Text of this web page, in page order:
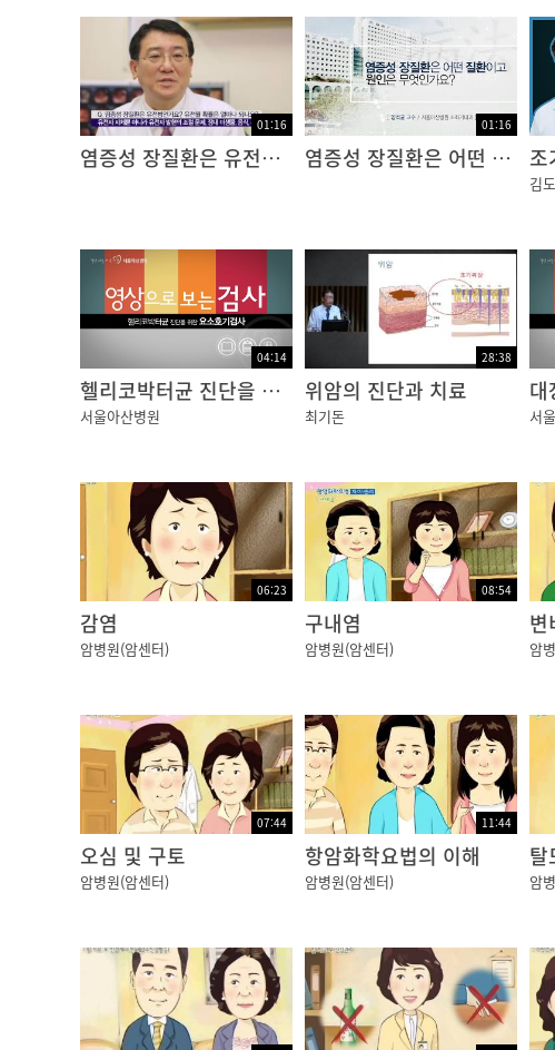
조직검사를 실시하기도 하고
크기가 작은 병변의 경우 완전 절제해 내기도 합니다.
이렇게 요즘 내시경은
검사도구로서의 기능을 넘어서 치료도구로까지 쓰이
그래서 내시경의 적용범위가 갈수록 넓어지고 있는데
몸 속의 어느 부위를 진단하느냐에 따라서도
내시경의 모양이 조금씩 달라집니다.
예를 들어,
방광 내시경의 경우는 줄이 아닌 기다란 막대처럼 생
캡슐 내시경을 삼켜서 12~15시간 동안 관찰하기도
캡슐 안에 카메라가 장착되어 있어서
입에서 항문에 이를 때까지
소화기관을 따라 이동하며 영상을 찍어 전송하는 시
최근에는 자궁 속에 있는 태아도 태아내시경을 통해
이처럼 내시경은
수백 년 간 진화를 거듭하며 발전해 왔습니다.
내시경을 통한 조기 진단과 치료가 가능해지면서
빠른 치료를 할 수 있고 다양한 활용이 가능하며
수면내시경 등을 통해 조금 더 편안하게 검사할 수 있
전문가들은
현대인의 생활습관과 식생활을 고려해
특히 대장과 위는 매년 내시경 검진을 받아볼 것을
권유하고 있습니다.
01:16
염증성 장질환은 유전병인가요? 유전될 확률은 얼마나 되나요?
01:16
염증성 장질환은 어떤 질환이고 원인은 무엇인가요? 조
김
04:14
헬리코박터균 진단을 위한 요소호기검사
서울아산병원
28:38
위암의 진단과 치료
최기돈
대
서
06:23
감염
암병원(암센터)
08:54
구내염
암병원(암센터)
변
암
07:44
오심 및 구토
암병원(암센터)
11:44
항암화학요법의 이해
암병원(암센터)
탈
암